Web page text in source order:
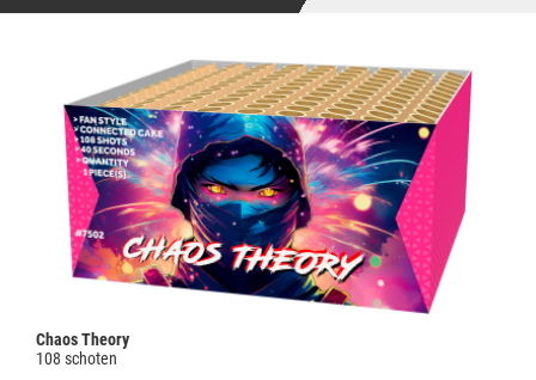
Chaos Theory
108 schoten